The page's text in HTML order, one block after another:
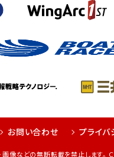
お問い合わせ プライバ
・画像などの無断転載を禁止しま